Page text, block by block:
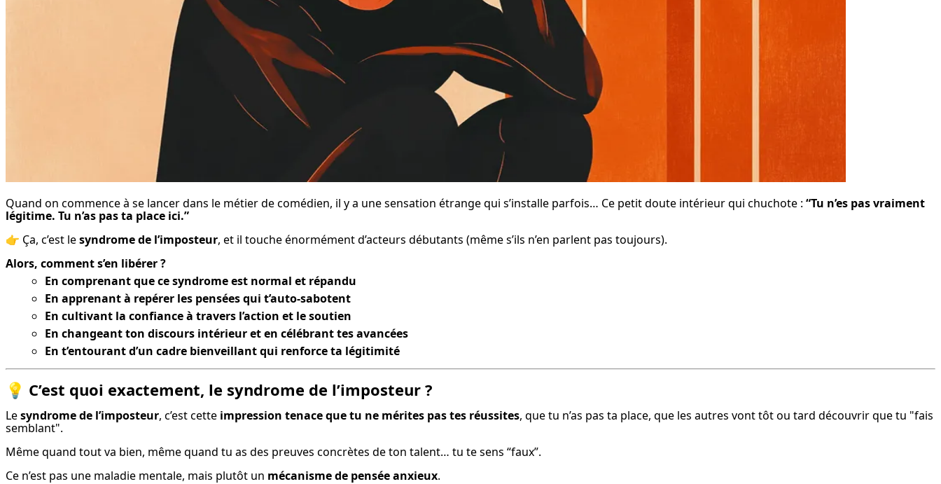
Quand on commence à se lancer dans le métier de comédien, il y a une sensation étrange qui s’installe parfois… Ce petit doute intérieur qui chuchote : “Tu n’es pas vraiment
légitime. Tu n’as pas ta place ici.”
👉 Ça, c’est le syndrome de l’imposteur, et il touche énormément d’acteurs débutants (même s’ils n’en parlent pas toujours).
Alors, comment s’en libérer ?
En comprenant que ce syndrome est normal et répandu
En apprenant à repérer les pensées qui t’auto-sabotent
En cultivant la confiance à travers l’action et le soutien
En changeant ton discours intérieur et en célébrant tes avancées
En t’entourant d’un cadre bienveillant qui renforce ta légitimité
💡 C’est quoi exactement, le syndrome de l’imposteur ?
Le syndrome de l’imposteur, c’est cette impression tenace que tu ne mérites pas tes réussites, que tu n’as pas ta place, que les autres vont tôt ou tard découvrir que tu "fais
semblant".
Même quand tout va bien, même quand tu as des preuves concrètes de ton talent… tu te sens “faux”.
Ce n’est pas une maladie mentale, mais plutôt un mécanisme de pensée anxieux.